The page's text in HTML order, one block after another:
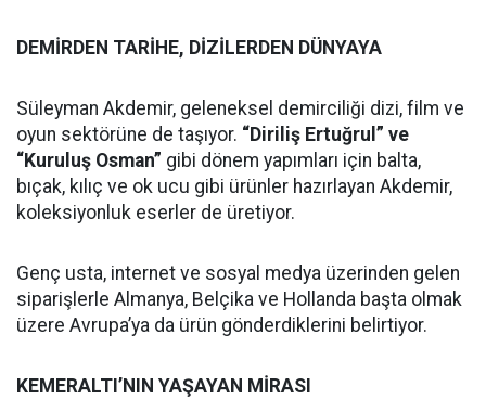
DEMİRDEN TARİHE, DİZİLERDEN DÜNYAYA
Süleyman Akdemir, geleneksel demirciliği dizi, film ve
oyun sektörüne de taşıyor. “Diriliş Ertuğrul” ve
“Kuruluş Osman” gibi dönem yapımları için balta,
bıçak, kılıç ve ok ucu gibi ürünler hazırlayan Akdemir,
koleksiyonluk eserler de üretiyor.
Genç usta, internet ve sosyal medya üzerinden gelen
siparişlerle Almanya, Belçika ve Hollanda başta olmak
üzere Avrupa’ya da ürün gönderdiklerini belirtiyor.
KEMERALTI’NIN YAŞAYAN MİRASI